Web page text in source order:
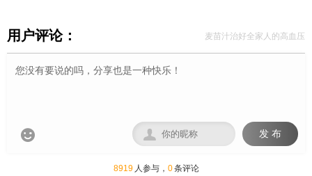
用户评论： 麦苗汁治好全家人的高血压
 发 布

8919 人参与， 0条评论